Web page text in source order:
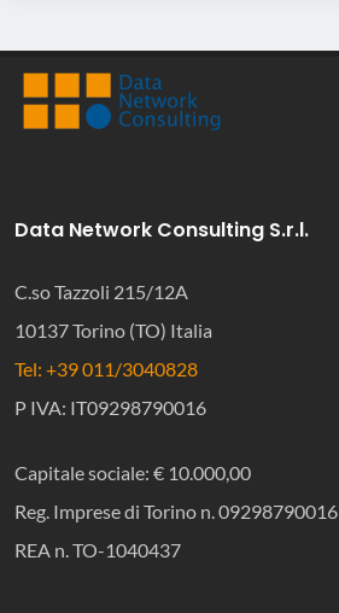
Data Network Consulting S.r.l.
C.so Tazzoli 215/12A
10137 Torino (TO) Italia
Tel: +39 011/3040828
P IVA: IT09298790016
Capitale sociale: € 10.000,00
Reg. Imprese di Torino n. 09298790016
REA n. TO-1040437